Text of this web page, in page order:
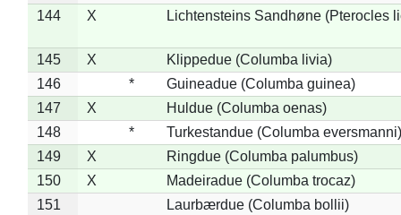
144
X Lichtensteins Sandhøne (Pterocles
145 X
Klippedue (Columba livia)
146
*
Guineadue (Columba guinea)
147
X
Huldue (Columba oenas)
148
*
Turkestandue (Columba eversmanni)
149
X
Ringdue (Columba palumbus)
150
X
Madeiradue (Columba trocaz)
151
Laurbærdue (Columba bollii)